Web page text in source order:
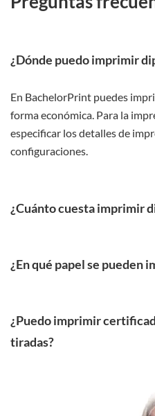
¿Dónde puedo imprimir
En BachelorPrint puedes
forma económica. Para la
especificar los detalles de
configuraciones.
¿Cuánto cuesta imprimir
¿En qué papel se pueden
¿Puedo imprimir
tiradas?